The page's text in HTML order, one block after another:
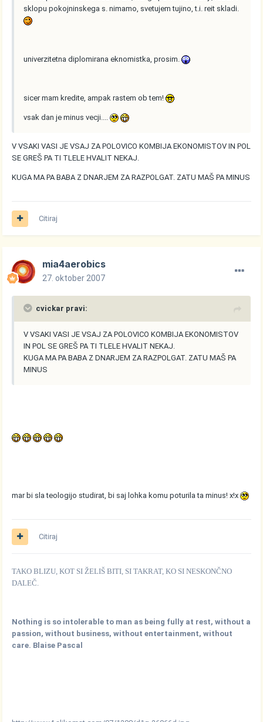
sklopu pokojninskega s. nimamo, svetujem tujino, t.i. reit skladi.
univerzitetna diplomirana eknomistka, prosim.
sicer mam kredite, ampak rastem ob tem!
vsak dan je minus vecji....
V VSAKI VASI JE VSAJ ZA POLOVICO KOMBIJA EKONOMISTOV IN POL
SE GREŠ PA TI TLELE HVALIT NEKAJ.
KUGA MA PA BABA Z DNARJEM ZA RAZPOLGAT. ZATU MAŠ PA MINUS
Citiraj
mia4aerobics
27. oktober 2007
cvickar pravi:
V VSAKI VASI JE VSAJ ZA POLOVICO KOMBIJA EKONOMISTOV
IN POL SE GREŠ PA TI TLELE HVALIT NEKAJ.
KUGA MA PA BABA Z DNARJEM ZA RAZPOLGAT. ZATU MAŠ PA
MINUS
mar bi sla teologijo studirat, bi saj lohka komu poturila ta minus! x!x
Citiraj
TAKO BLIZU, KOT SI ŽELIŠ BITI, SI TAKRAT, KO SI NESKONČNO
DALEČ.
Nothing is so intolerable to man as being fully at rest, without a
passion, without business, without entertainment, without
care. Blaise Pascal